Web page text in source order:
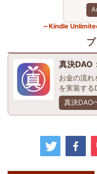
～Kindle
真決DAO
お金の流れ
を実装する
真決DAO